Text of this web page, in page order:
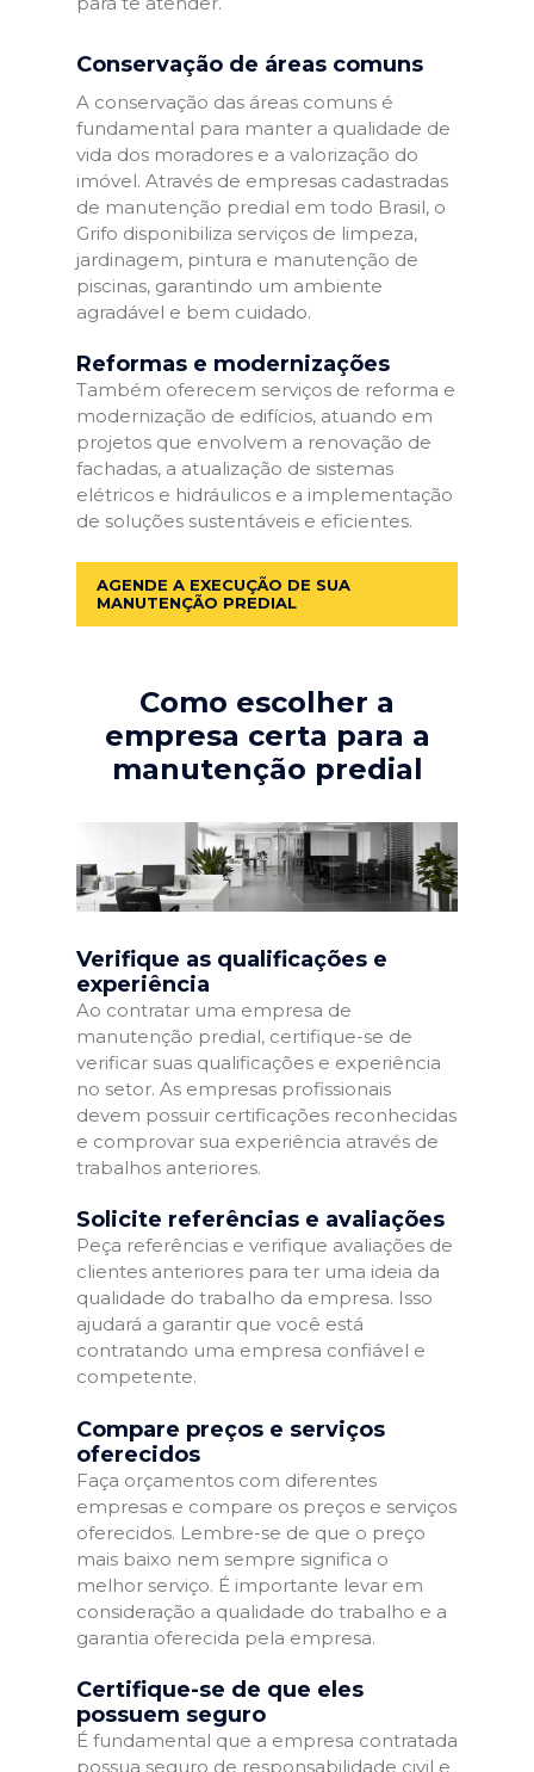
Conservação de áreas comuns
A conservação das áreas comuns é
fundamental para manter a qualidade de
vida dos moradores e a valorização do
imóvel. Através de empresas cadastradas
de manutenção predial em todo Brasil, o
Grifo disponibiliza serviços de limpeza,
jardinagem, pintura e manutenção de
piscinas, garantindo um ambiente
agradável e bem cuidado.
Reformas e modernizações
Também oferecem serviços de reforma e
modernização de edifícios, atuando em
projetos que envolvem a renovação de
fachadas, a atualização de sistemas
elétricos e hidráulicos e a implementação
de soluções sustentáveis e eficientes.
AGENDE A EXECUÇÃO DE SUA
MANUTENÇÃO PREDIAL
Como escolher a
empresa certa para a
manutenção predial
Verifique as qualificações e
experiência
Ao contratar uma empresa de
manutenção predial, certifique-se de
verificar suas qualificações e experiência
no setor. As empresas profissionais
devem possuir certificações reconhecidas
e comprovar sua experiência através de
trabalhos anteriores.
Solicite referências e avaliações
Peça referências e verifique avaliações de
clientes anteriores para ter uma ideia da
qualidade do trabalho da empresa. Isso
ajudará a garantir que você está
contratando uma empresa confiável e
competente.
Compare preços e serviços
oferecidos
Faça orçamentos com diferentes
empresas e compare os preços e serviços
oferecidos. Lembre-se de que o preço
mais baixo nem sempre significa o
melhor serviço. É importante levar em
consideração a qualidade do trabalho e a
garantia oferecida pela empresa.
Certifique-se de que eles
possuem seguro
É fundamental que a empresa contratada
possua seguro de responsabilidade civil e